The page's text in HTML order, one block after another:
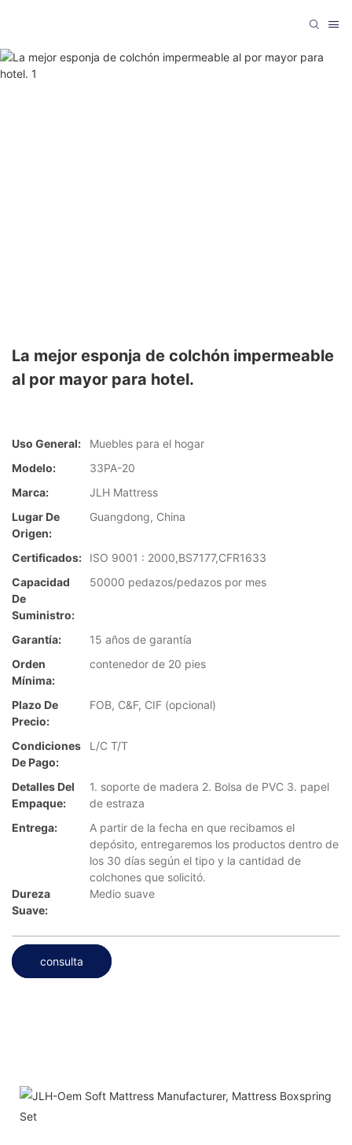
La mejor esponja de colchón impermeable
al por mayor para hotel.
Uso General:
Muebles para el hogar
Modelo:
33PA-20
Marca:
JLH Mattress
Lugar De
Origen:
Guangdong, China
Certificados:
ISO 9001 : 2000,BS7177,CFR1633
Capacidad
De
Suministro:
50000 pedazos/pedazos por mes
Garantía:
15 años de garantía
Orden
Mínima:
contenedor de 20 pies
Plazo De
Precio:
FOB, C&F, CIF (opcional)
Condiciones
De Pago:
L/C T/T
Detalles Del
Empaque:
1. soporte de madera 2. Bolsa de PVC 3. papel
de estraza
Entrega:
A partir de la fecha en que recibamos el
depósito, entregaremos los productos dentro de
los 30 días según el tipo y la cantidad de
colchones que solicitó.
Dureza
Suave:
Medio suave
consulta